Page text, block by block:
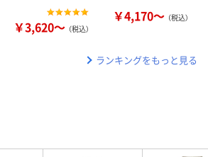
￥3,620～ （税込）
￥4,170～ （税込）
ランキングをもっと見る